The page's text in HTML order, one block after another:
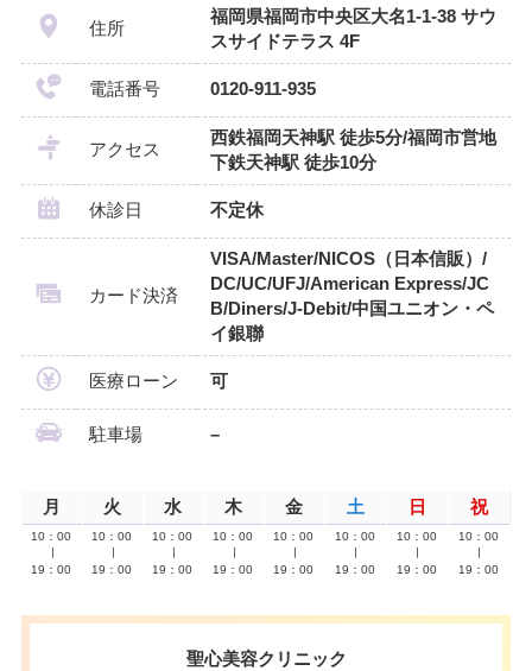
住所
福岡県福岡市中央区大名1-1-38 サウ
スサイドテラス 4F
電話番号 0120-911-935
アクセス
西鉄福岡天神駅 徒歩5分/福岡市営地
下鉄天神駅 徒歩10分
休診日 不定休
カード決済
VISA/Master/NICOS（日本信販）/
DC/UC/UFJ/American Express/JC
B/Diners/J-Debit/中国ユニオン・ペ
イ銀聯
医療ローン 可
駐車場 –
月 火 水 木 金 土 日 祝
10：00
19：00
10：00
19：00
10：00
19：00
10：00
19：00
10：00
19：00
10：00
19：00
10：00
19：00
10：00
19：00
聖心美容クリニック